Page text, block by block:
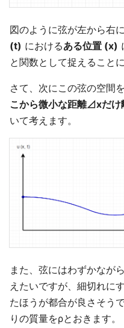
図のように弦が左から右
(t) におけるある位置 (x)
と関数として捉えることに
さて、次にこの弦の空間
こから微小な距離⊿xだ
いて考えます。
また、弦にはわずかなが
えたいですが、細切れに
たほうが都合が良さそう
りの質量をρとおきます。